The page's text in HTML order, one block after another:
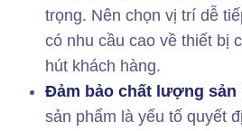
trọng. Nên chọn vị trí dễ
có nhu cầu cao về thiết bị
hút khách hàng.
Đảm bảo chất lượng sản
sản phẩm là yếu tố quyết